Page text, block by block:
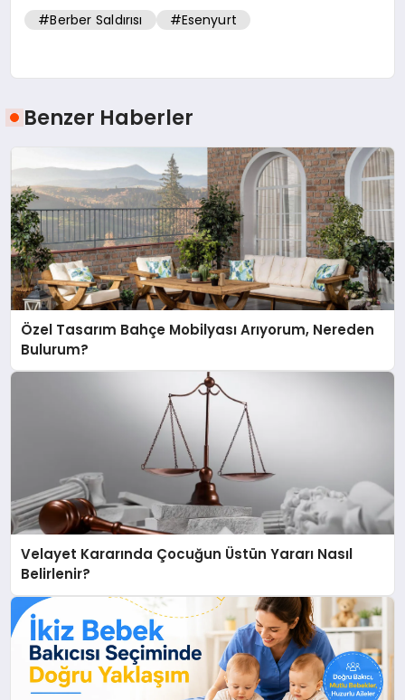
#Berber Saldırısı #Esenyurt
Benzer Haberler
Özel Tasarım Bahçe Mobilyası Arıyorum, Nereden
Bulurum?
Velayet Kararında Çocuğun Üstün Yararı Nasıl
Belirlenir?